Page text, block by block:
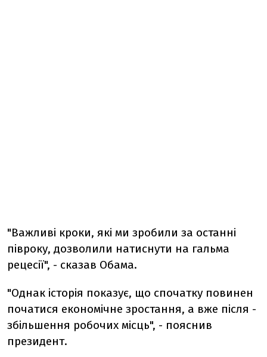
"Важливі кроки, які ми зробили за останні
півроку, дозволили натиснути на гальма
рецесії", - сказав Обама.
"Однак історія показує, що спочатку повинен
початися економічне зростання, а вже після -
збільшення робочих місць", - пояснив
президент.